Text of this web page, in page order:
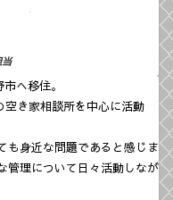
へ移住。
き家相談所を中心に活動
も身近な問題であると感じま
管理について日々活動しなが